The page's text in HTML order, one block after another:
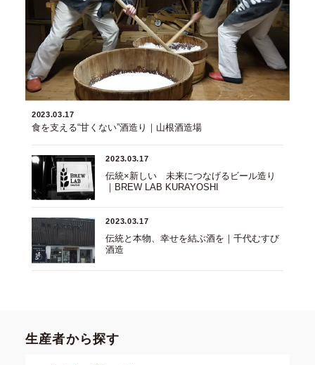
2023.03.17
食を支える“甘くない”酒造り｜山根酒造場
2023.03.17
伝統×新しい 未来につなげるビール造り
｜BREW LAB KURAYOSHI
2023.03.17
伝統と本物、幸せを結ぶ酒を｜千代むすび
酒造
生産者から探す